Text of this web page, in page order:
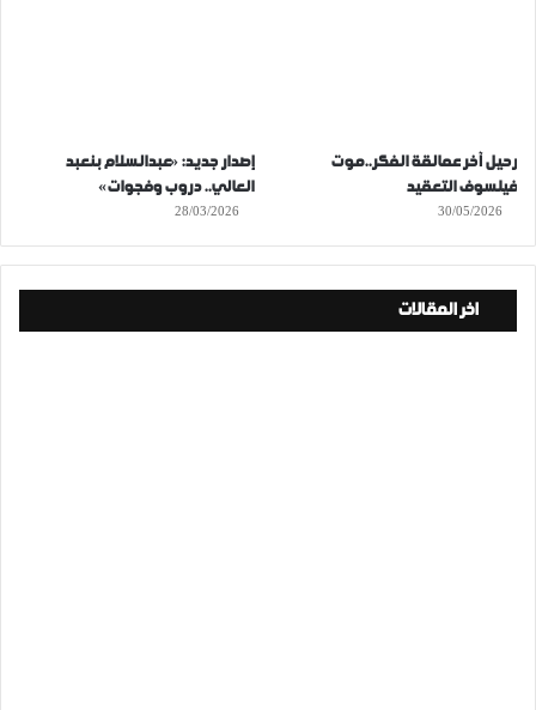
رحيل آخر عمالقة الفكر..موت
فيلسوف التعقيد
30/05/2026
إصدار جديد: «عبدالسلام بنعبد
العالي.. دروب وفجوات»
28/03/2026
اخر المقالات